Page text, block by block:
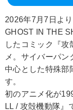
2026年7月7日よ
GHOST IN THE
したコミック『攻
メ。サイバーパ
中心とした特殊部
す。
初のアニメ化が
LL / 攻殻機動隊』